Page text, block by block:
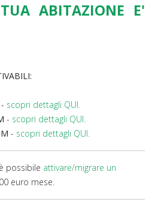
ABITAZIONE E'
- scopri dettagli QUI.
- scopri dettagli QUI.
- scopri dettagli QUI.
possibile attivare/migrare un
euro mese.